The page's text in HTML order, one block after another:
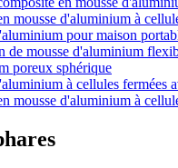
mousse d'aluminium à
pour maison
de mousse d'aluminium
poreux sphérique
à cellules fermées
mousse d'aluminium à